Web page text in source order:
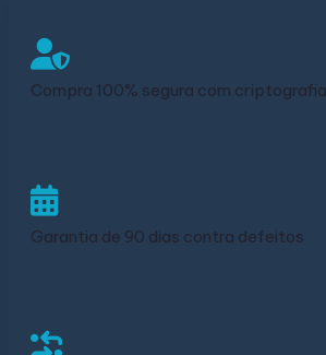
Compra 100% segura com
Garantia de 90 dias contra defeitos